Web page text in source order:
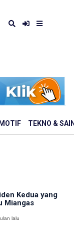
TEKNO &
Kedua yang
Miangas
lalu